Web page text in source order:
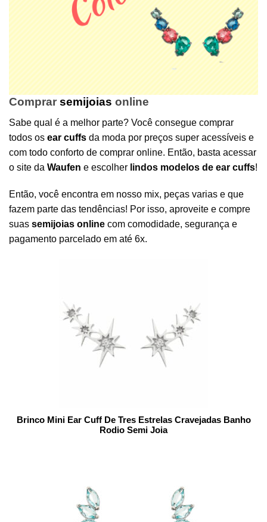
Comprar semijoias online
Sabe qual é a melhor parte? Você consegue comprar
todos os ear cuffs da moda por preços super acessíveis e
com todo conforto de comprar online. Então, basta acessar
o site da Waufen e escolher lindos modelos de ear cuffs!
Então, você encontra em nosso mix, peças varias e que
fazem parte das tendências! Por isso, aproveite e compre
suas semijoias online com comodidade, segurança e
pagamento parcelado em até 6x.
Brinco Mini Ear Cuff De Tres Estrelas Cravejadas Banho
Rodio Semi Joia